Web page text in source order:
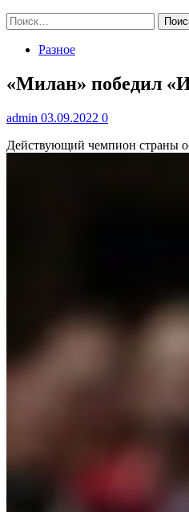
Найти:
Разное
«Милан» победил
admin 03.09.2022 0
Действующий чемпион страны